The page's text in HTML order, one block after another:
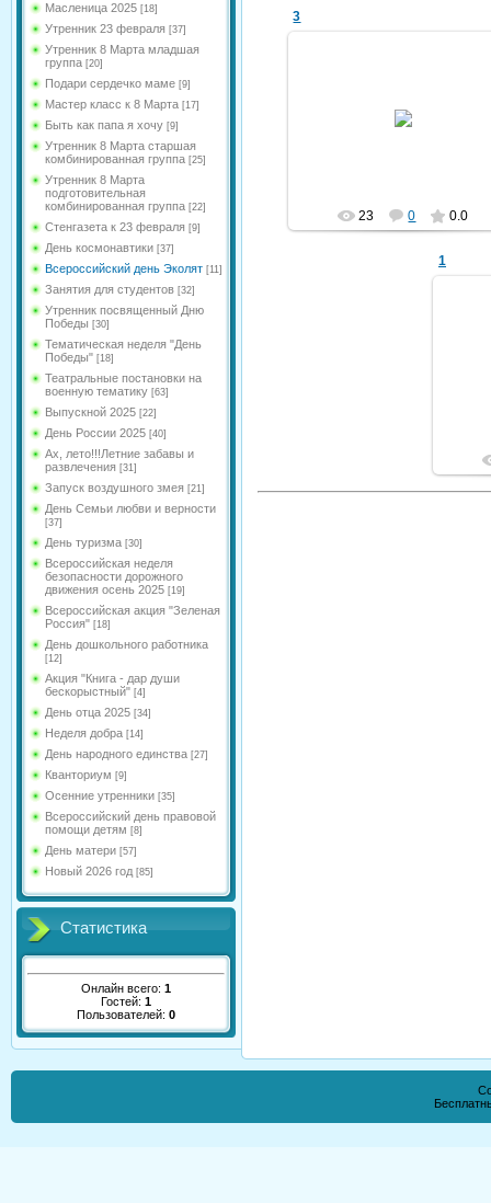
Масленица 2025 [18]
Утренник 23 февраля [37]
Утренник 8 Марта младшая
группа [20]
Подари сердечко маме [9]
Мастер класс к 8 Марта [17]
Быть как папа я хочу [9]
Утренник 8 Марта старшая
комбинированная группа [25]
Утренник 8 Марта
подготовительная
комбинированная группа [22]
Стенгазета к 23 февраля [9]
День космонавтики [37]
Всероссийский день Эколят [11]
Занятия для студентов [32]
Утренник посвященный Дню
Победы [30]
Тематическая неделя "День
Победы" [18]
Театральные постановки на
военную тематику [63]
Выпускной 2025 [22]
День России 2025 [40]
Ах, лето!!!Летние забавы и
развлечения [31]
Запуск воздушного змея [21]
День Семьи любви и верности
[37]
День туризма [30]
Всероссийская неделя
безопасности дорожного
движения осень 2025 [19]
Всероссийская акция "Зеленая
Россия" [18]
День дошкольного работника
[12]
Акция "Книга - дар души
бескорыстный" [4]
День отца 2025 [34]
Неделя добра [14]
День народного единства [27]
Кванториум [9]
Осенние утренники [35]
Всероссийский день правовой
помощи детям [8]
День матери [57]
Новый 2026 год [85]
Статистика
Онлайн всего: 1
Гостей: 1
Пользователей: 0
3
23 0 0.0
1